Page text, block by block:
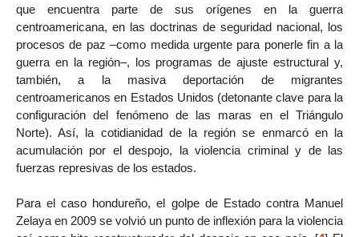
que encuentra parte de sus orígenes en la guerra
centroamericana, en las doctrinas de seguridad nacional, los
procesos de paz –como medida urgente para ponerle fin a la
guerra en la región–, los programas de ajuste estructural y,
también, a la masiva deportación de migrantes
centroamericanos en Estados Unidos (detonante clave para la
configuración del fenómeno de las maras en el Triángulo
Norte). Así, la cotidianidad de la región se enmarcó en la
acumulación por el despojo, la violencia criminal y de las
fuerzas represivas de los estados.
Para el caso hondureño, el golpe de Estado contra Manuel
Zelaya en 2009 se volvió un punto de inflexión para la violencia